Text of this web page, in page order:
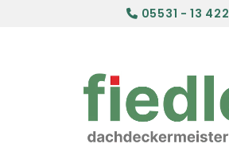
 05531 - 13 422